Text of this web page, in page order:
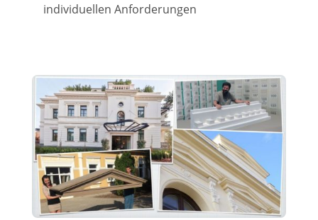
individuellen Anforderungen